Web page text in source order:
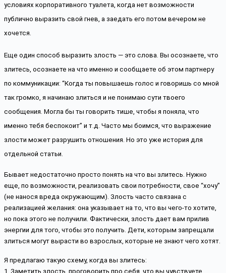
условиях корпоративного туалета, когда нет возможности
публично выразить свой гнев, а заедать его потом вечером не
хочется.
Еще один способ выразить злость — это слова. Вы осознаете, что
злитесь, осознаете на что именно и сообщаете об этом партнеру
по коммуникации: “Когда ты повышаешь голос и говоришь со мной
так громко, я начинаю злиться и не понимаю сути твоего
сообщения. Могла бы ты говорить тише, чтобы я поняла, что
именно тебя беспокоит” и т.д. Часто мы боимся, что выражение
злости может разрушить отношения. Но это уже история для
отдельной статьи.
Бывает недостаточно просто понять на что вы злитесь. Нужно
еще, по возможности, реализовать свои потребности, свое “хочу”
(не нанося вреда окружающим). Злость часто связана с
реализацией желания: она указывает на то, что вы чего-то хотите,
но пока этого не получили. Фактически, злость дает вам прилив
энергии для того, чтобы это получить. Дети, которым запрещали
злиться могут вырасти во взрослых, которые не знают чего хотят.
Я предлагаю такую схему, когда вы злитесь:
1. Заметить злость, проговорить про себя, что вы чувствуете